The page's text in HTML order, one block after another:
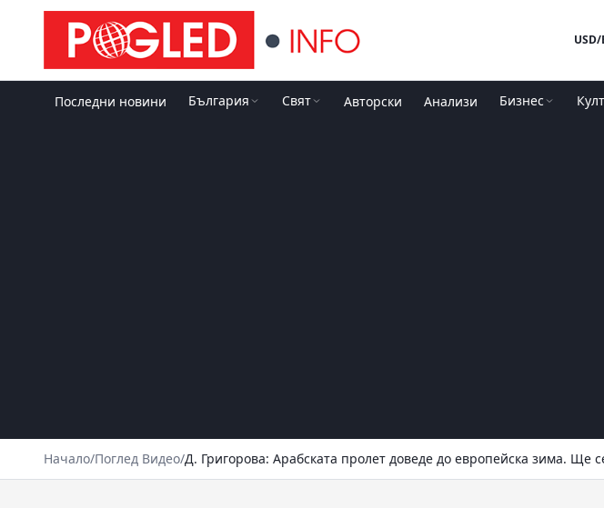
USD/
Последни новини България Свят Авторски Анализи Бизнес
Начало/Поглед Видео/Д. Григорова: Арабската пролет доведе до европейска зима. Ще